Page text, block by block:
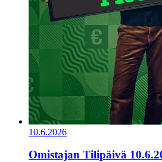
10.6.2026
Omistajan Tilipäivä